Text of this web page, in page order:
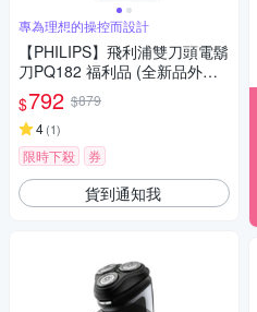
專為理想的操控而設計
【PHILIPS】飛利浦雙刀頭電鬍
刀PQ182 福利品 (全新品外盒
凹損)
$792 $879
4(1)
限時下殺 券
貨到通知我